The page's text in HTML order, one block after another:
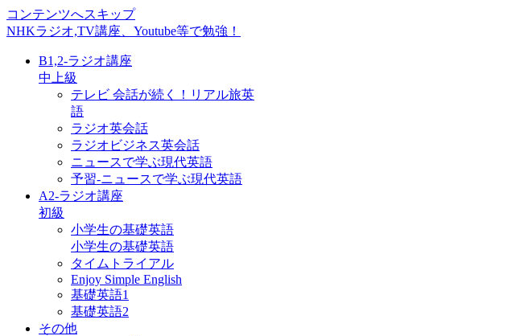
コンテンツへスキップ
NHKラジオ,TV講座、Youtube等で勉強！
B1,2-ラジオ講座
中上級
テレビ 会話が続く！リアル旅英
語
ラジオ英会話
ラジオビジネス英会話
ニュースで学ぶ現代英語
予習-ニュースで学ぶ現代英語
A2-ラジオ講座
初級
小学生の基礎英語
小学生の基礎英語
タイムトライアル
Enjoy Simple English
基礎英語1
基礎英語2
その他